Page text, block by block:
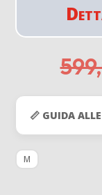
📏 GUIDA
M